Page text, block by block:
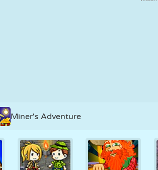
Miner's Adventure